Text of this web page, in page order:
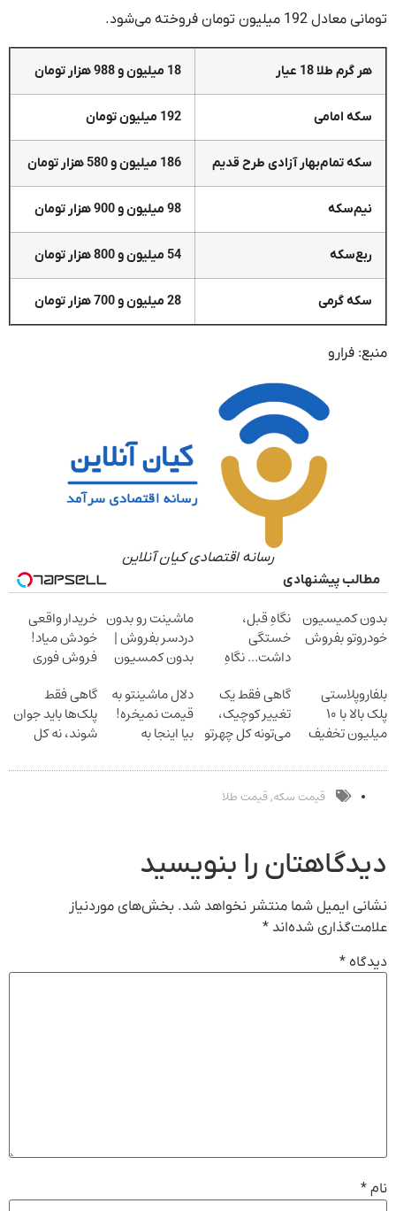
تومانی معادل 192 میلیون تومان فروخته می‌شود.
هر گرم طلا 18 عیار 18 میلیون و 988 هزار تومان
سکه امامی 192 میلیون تومان
سکه تمام‌بهار آزادی طرح قدیم 186 میلیون و 580 هزار تومان
نیم‌سکه 98 میلیون و 900 هزار تومان
ربع‌سکه 54 میلیون و 800 هزار تومان
سکه گرمی 28 میلیون و 700 هزار تومان
منبع: فرارو
رسانه اقتصادی کیان آنلاین
مطالب پیشنهادی
بدون کمیسیون
خودروتو بفروش
نگاهِ قبل،
خستگی
داشت... نگاهِ
بلفا با 25%
تخفیف
ماشینت رو بدون
دردسر بفروش |
بدون کمسیون
خریدار واقعی
خودش میاد!
فروش فوری
مکانیک
بلفاروپلاستی
پلک بالا با ۱۰
میلیون تخفیف
گاهی فقط یک
تغییر کوچیک،
می‌تونه کل چهرتو
تغییر طبیعی
دلال ماشینتو به
قیمت نمیخره!
بیا اینجا به
بفروش*فقط
گاهی فقط
پلک‌ها باید جوان
شوند، نه کل
نتیجه‌ای طبیعی
قیمت سکه,قیمت طلا
دیدگاهتان را بنویسید
نشانی ایمیل شما منتشر نخواهد شد. بخش‌های موردنیاز
علامت‌گذاری شده‌اند *
دیدگاه *
نام *